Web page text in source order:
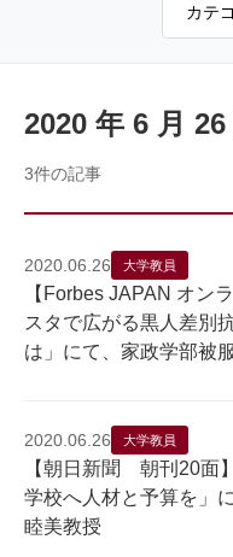
2020 年 6 月 26
3件の記事
2020.06.26 大学教員
【Forbes JAPAN オン
スタで広がる黒人差別
は」にて、家政学部被
2020.06.26 大学教員
【朝日新聞 朝刊20面
学校へ人材と予算を」
睦美教授